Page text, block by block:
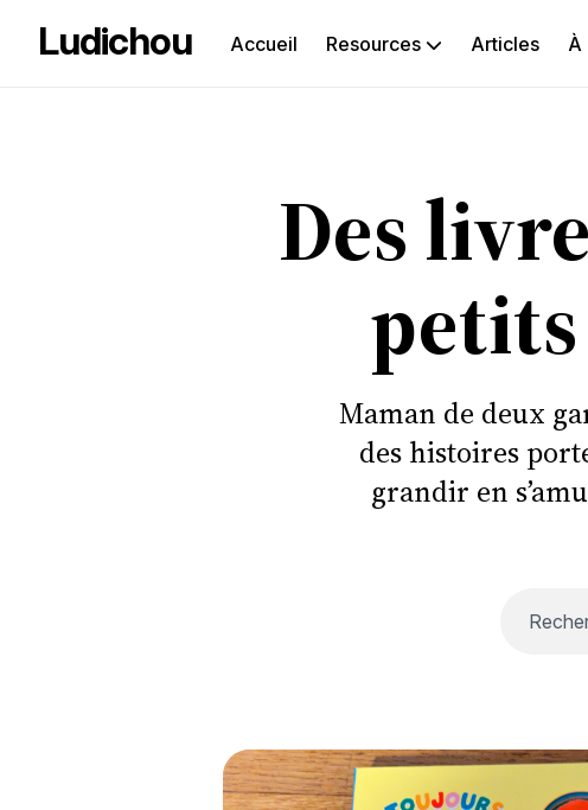
Ludichou Accueil Resources Articles À
blog
Des
Maman de deux
des histoires
grandir en
Featured